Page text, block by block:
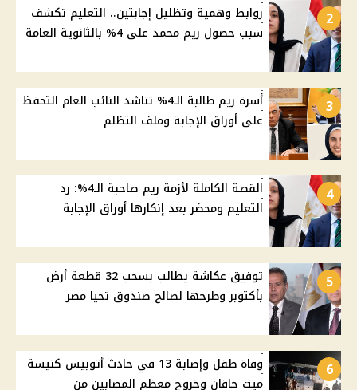
2
روابط وهمية وتظليل إجابتين.. التعليم تكشف
سبب حصول ريم محمد على 4% بالثانوية العامة
3
أسرة ريم طالبة الـ4% تناشد النائب العام التحفظ
على أوراق الإجابة وملف التظلم
4
القصة الكاملة لأزمة ريم صاحبة الـ4%: رد
التعليم ومحضر بعد إنكارها أوراق الإجابة
5
توفيق عكاشة يطالب بسحب 32 قطعة أرض
بأكتوبر وطرحها لصالح صندوق تحيا مصر
6
وفاة طفل وإصابة 13 في حادث أتوبيس كنيسة
ميت خاقان وخروج معظم المصابين من